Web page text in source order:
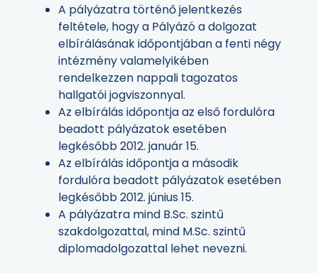
A pályázatra történő jelentkezés
feltétele, hogy a Pályázó a dolgozat
elbírálásának időpontjában a fenti négy
intézmény valamelyikében
rendelkezzen nappali tagozatos
hallgatói jogviszonnyal.
Az elbírálás időpontja az első fordulóra
beadott pályázatok esetében
legkésőbb 2012. január 15.
Az elbírálás időpontja a második
fordulóra beadott pályázatok esetében
legkésőbb 2012. június 15.
A pályázatra mind B.Sc. szintű
szakdolgozattal, mind M.Sc. szintű
diplomadolgozattal lehet nevezni.